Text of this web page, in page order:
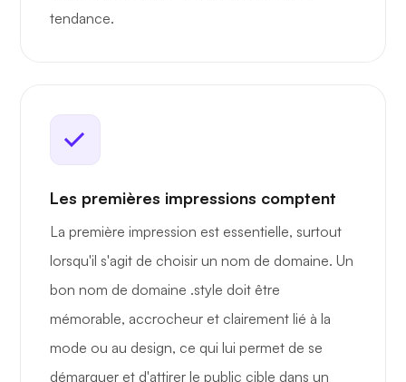
tendance.
Les premières impressions comptent
La première impression est essentielle, surtout
lorsqu'il s'agit de choisir un nom de domaine. Un
bon nom de domaine .style doit être
mémorable, accrocheur et clairement lié à la
mode ou au design, ce qui lui permet de se
démarquer et d'attirer le public cible dans un